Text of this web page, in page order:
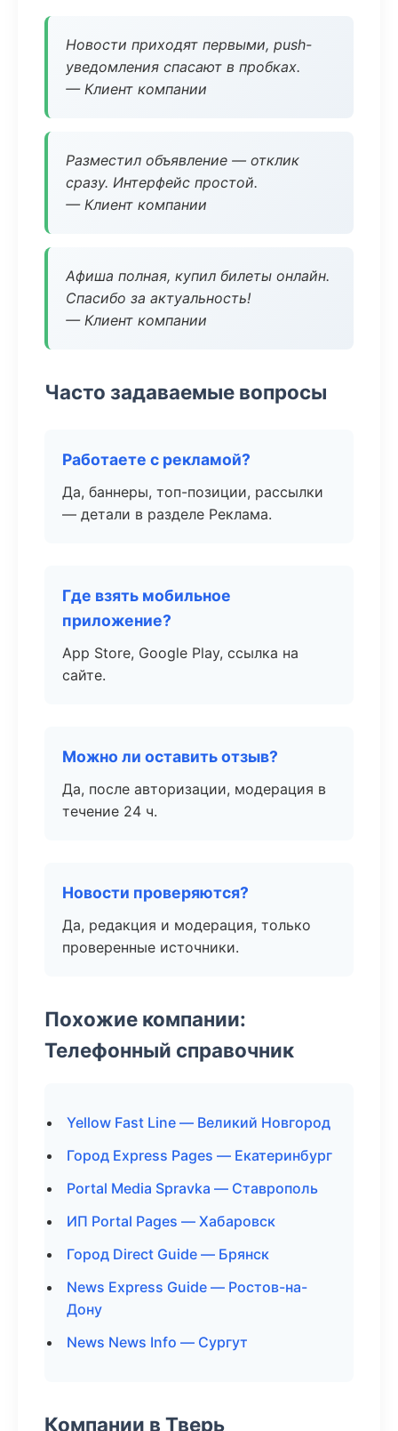
Новости приходят первыми, push-
уведомления спасают в пробках.
— Клиент компании
Разместил объявление — отклик
сразу. Интерфейс простой.
— Клиент компании
Афиша полная, купил билеты онлайн.
Спасибо за актуальность!
— Клиент компании
Часто задаваемые вопросы
Работаете с рекламой?
Да, баннеры, топ-позиции, рассылки
— детали в разделе Реклама.
Где взять мобильное
приложение?
App Store, Google Play, ссылка на
сайте.
Можно ли оставить отзыв?
Да, после авторизации, модерация в
течение 24 ч.
Новости проверяются?
Да, редакция и модерация, только
проверенные источники.
Похожие компании:
Телефонный справочник
Yellow Fast Line — Великий Новгород
Город Express Pages — Екатеринбург
Portal Media Spravka — Ставрополь
ИП Portal Pages — Хабаровск
Город Direct Guide — Брянск
News Express Guide — Ростов-на-
Дону
News News Info — Сургут
Компании в Тверь